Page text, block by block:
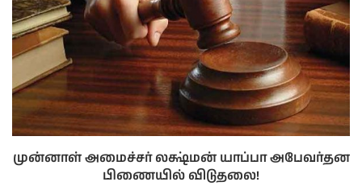
முன்னாள் அமைச்சர் லக்ஷ்மன் யாப்பா அபேவர்தன
பிணையில் விடுதலை!